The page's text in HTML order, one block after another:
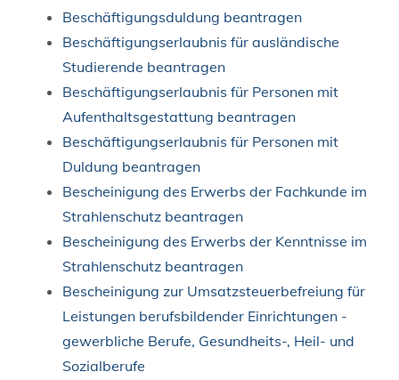
Beschäftigungsduldung beantragen
Beschäftigungserlaubnis für ausländische
Studierende beantragen
Beschäftigungserlaubnis für Personen mit
Aufenthaltsgestattung beantragen
Beschäftigungserlaubnis für Personen mit
Duldung beantragen
Bescheinigung des Erwerbs der Fachkunde im
Strahlenschutz beantragen
Bescheinigung des Erwerbs der Kenntnisse im
Strahlenschutz beantragen
Bescheinigung zur Umsatzsteuerbefreiung für
Leistungen berufsbildender Einrichtungen -
gewerbliche Berufe, Gesundheits-, Heil- und
Sozialberufe